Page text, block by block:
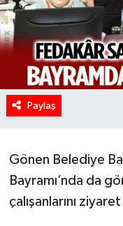
Paylaş
Gönen Belediye
Bayramı’nda da
çalışanlarını
KÜLTÜR
MAGAZİN
Oyun
SAĞLIK